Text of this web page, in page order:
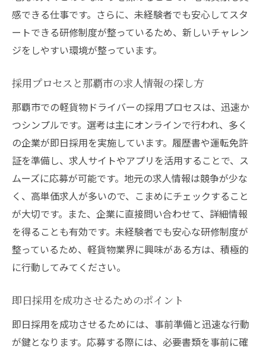
那覇市で高収入を実現するための戦略
競争を勝ち抜くための自己PR方法
即戦力としてのアピール方法と実績
充実した研修がサポート！那覇市の軽貨物ドラ
イバー求人に応募しよう
研修制度が充実している企業の探し方
研修を最大限に活用するための心得
那覇市での研修で学ぶ実践的なスキル
研修後のキャリアアップを目指す方法
安心して働ける環境の整った求人企業
応募から採用決定までの流れと準備
高単価求人でキャリアアップ！那覇市で軽貨物
ドライバーとして働く
イバーの選択肢
那覇市での昇進と高単価の求人の見極め方
経験を積んで高単価を狙うためのアドバイ
感できる仕事です。さらに、未経験者でも安心してスタ
ートできる研修制度が整っているため、新しいチャレン
ジをしやすい環境が整っています。
採用プロセスと那覇市の求人情報の探し方
那覇市での軽貨物ドライバーの採用プロセスは、迅速か
つシンプルです。選考は主にオンラインで行われ、多く
の企業が即日採用を実施しています。履歴書や運転免許
証を準備し、求人サイトやアプリを活用することで、ス
ムーズに応募が可能です。地元の求人情報は競争が少な
く、高単価求人が多いので、こまめにチェックすること
が大切です。また、企業に直接問い合わせて、詳細情報
を得ることも有効です。未経験者でも安心な研修制度が
整っているため、軽貨物業界に興味がある方は、積極的
に行動してみてください。
即日採用を成功させるためのポイント
即日採用を成功させるためには、事前準備と迅速な行動
が鍵となります。応募する際には、必要書類を事前に確